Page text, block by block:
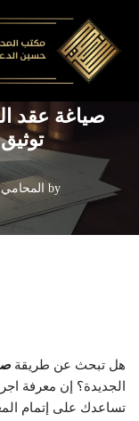
Skip
Home
-قضايا
صياغة عقد
by
هل تبحث عن طريقة
الجديدة؟ إن معرفة
تساعدك على إتمام